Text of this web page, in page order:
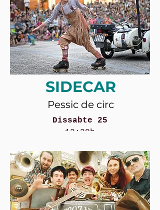
Pessic de circ
SIDECAR
Dissabte 25
12:30h
més informació